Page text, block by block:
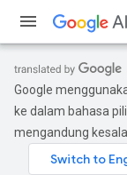
Google
ke dalam bahasa
mengandung